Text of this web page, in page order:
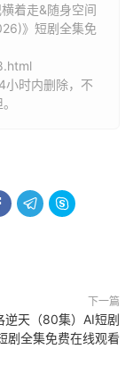
着走&随身空间
》短剧全集免
小时内删除，不
 
下一篇
逆天（80集）AI短剧
剧全集免费在线观看